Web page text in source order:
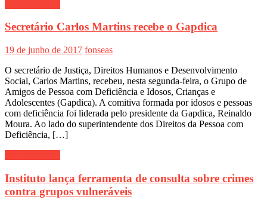
Secretário Carlos Martins recebe o Gapdica
19 de junho de 2017 fonseas
O secretário de Justiça, Direitos Humanos e Desenvolvimento
Social, Carlos Martins, recebeu, nesta segunda-feira, o Grupo de
Amigos de Pessoa com Deficiência e Idosos, Crianças e
Adolescentes (Gapdica). A comitiva formada por idosos e pessoas
com deficiência foi liderada pelo presidente da Gapdica, Reinaldo
Moura. Ao lado do superintendente dos Direitos da Pessoa com
Deficiência, […]
Instituto lança ferramenta de consulta sobre crimes
contra grupos vulneráveis